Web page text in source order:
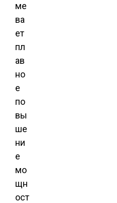
ме
ва
ет
пл
ав
но
е
по
вы
ше
ни
е
мо
щн
ост